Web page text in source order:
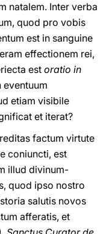
natalem. Inter verba
quod pro vobis
est in sanguine
effectionem rei,
est oratio in
eventuum
etiam visibile
et iterat?
factum virtute
coniuncti, est
illud divinum-
quod ipso nostro
salutis novos
afferatis, et